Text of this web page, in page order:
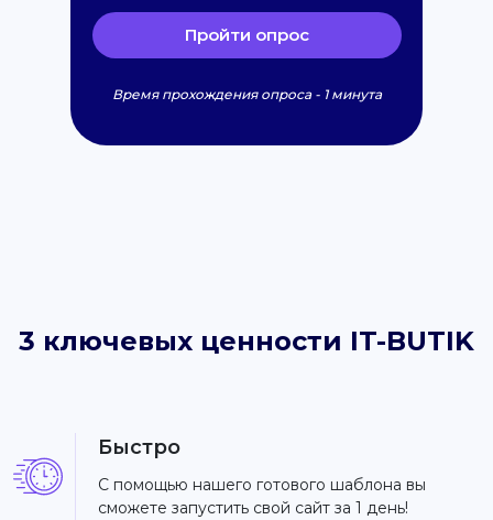
Пройти опрос
Время прохождения опроса - 1 минута
3 ключевых ценности IT-BUTIK
Быстро
С помощью нашего готового шаблона вы
сможете запустить свой сайт за 1 день!